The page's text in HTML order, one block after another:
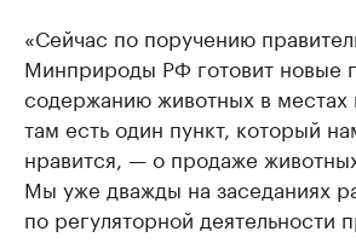
«Сейчас по поручению
Минприроды РФ готовит новые
содержанию животных в
там есть один пункт, который
нравится, — о продаже
Мы уже дважды на заседаниях
по регуляторной деятельности